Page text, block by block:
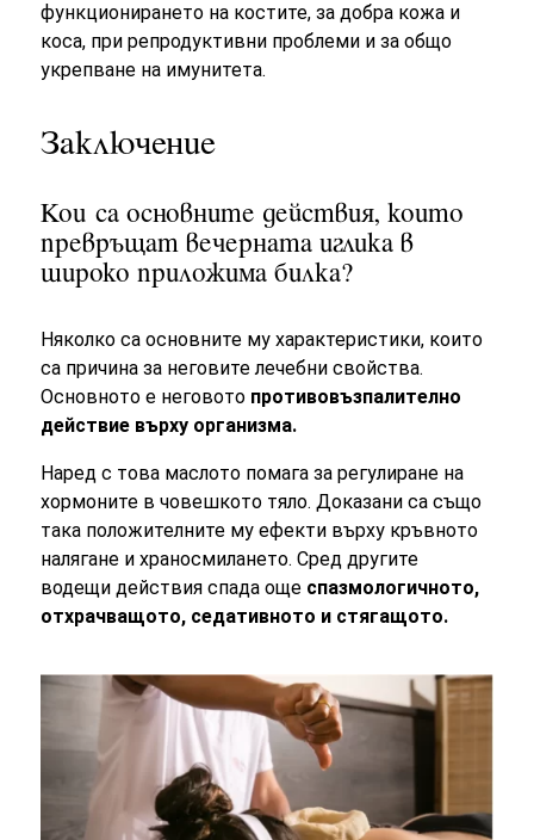
функционирането на костите, за добра кожа и
коса, при репродуктивни проблеми и за общо
укрепване на имунитета.
Заключение
Кои са основните действия, които
превръщат вечерната иглика в
широко приложима билка?
Няколко са основните му характеристики, които
са причина за неговите лечебни свойства.
Основното е неговото противовъзпалително
действие върху организма.
Наред с това маслото помага за регулиране на
хормоните в човешкото тяло. Доказани са също
така положителните му ефекти върху кръвното
налягане и храносмилането. Сред другите
водещи действия спада още спазмологичното,
отхрачващото, седативното и стягащото.